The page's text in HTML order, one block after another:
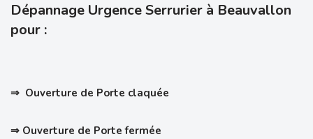
Dépannage Urgence Serrurier à Beauvallon
pour :
⇒ Ouverture de Porte claquée
⇒ Ouverture de Porte fermée